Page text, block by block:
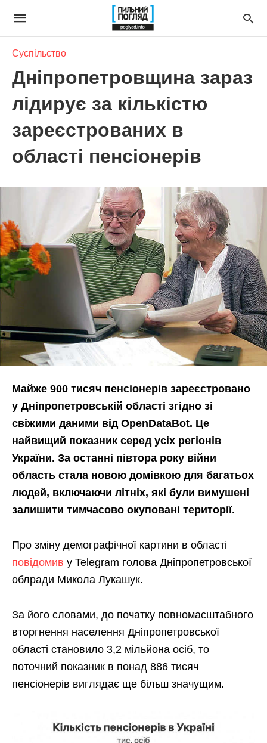
Суспільство
Дніпропетровщина зараз
лідирує за кількістю
зареєстрованих в
області пенсіонерів
Майже 900 тисяч пенсіонерів зареєстровано
у Дніпропетровській області згідно зі
свіжими даними від OpenDataBot. Це
найвищий показник серед усіх регіонів
України. За останні півтора року війни
область стала новою домівкою для багатьох
людей, включаючи літніх, які були вимушені
залишити тимчасово окуповані території.
Про зміну демографічної картини в області
повідомив у Telegram голова Дніпропетровської
облради Микола Лукашук.
За його словами, до початку повномасштабного
вторгнення населення Дніпропетровської
області становило 3,2 мільйона осіб, то
поточний показник в понад 886 тисяч
пенсіонерів виглядає ще більш значущим.